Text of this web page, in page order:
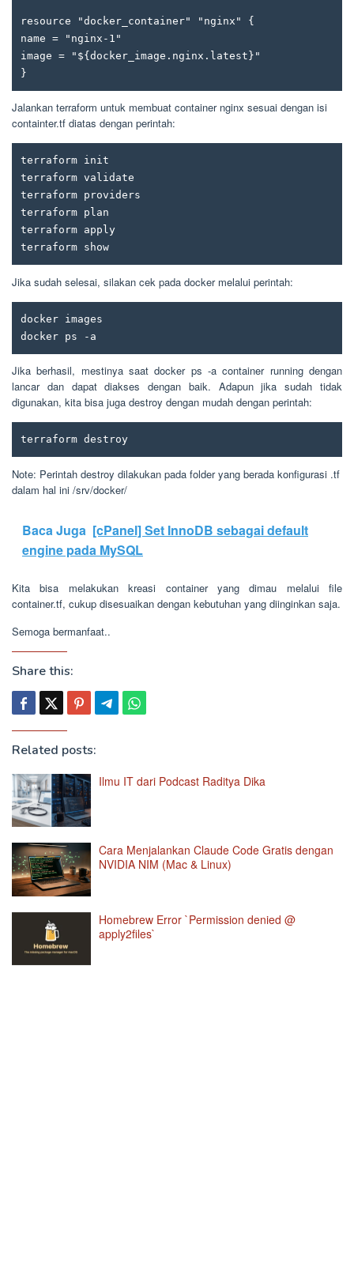
resource "docker_container" "nginx" {
name = "nginx-1"
image = "${docker_image.nginx.latest}"
}
Jalankan terraform untuk membuat container nginx sesuai dengan isi
containter.tf diatas dengan perintah:
terraform init
terraform validate
terraform providers
terraform plan
terraform apply
terraform show
Jika sudah selesai, silakan cek pada docker melalui perintah:
docker images
docker ps -a
Jika berhasil, mestinya saat docker ps -a container running dengan
lancar dan dapat diakses dengan baik. Adapun jika sudah tidak
digunakan, kita bisa juga destroy dengan mudah dengan perintah:
terraform destroy
Note: Perintah destroy dilakukan pada folder yang berada konfigurasi .tf
dalam hal ini /srv/docker/
Baca Juga [cPanel] Set InnoDB sebagai default
engine pada MySQL
Kita bisa melakukan kreasi container yang dimau melalui file
container.tf, cukup disesuaikan dengan kebutuhan yang diinginkan saja.
Semoga bermanfaat..
Share this:
Related posts:
Ilmu IT dari Podcast Raditya Dika
Cara Menjalankan Claude Code Gratis dengan
NVIDIA NIM (Mac & Linux)
Homebrew Error `Permission denied @
apply2files`